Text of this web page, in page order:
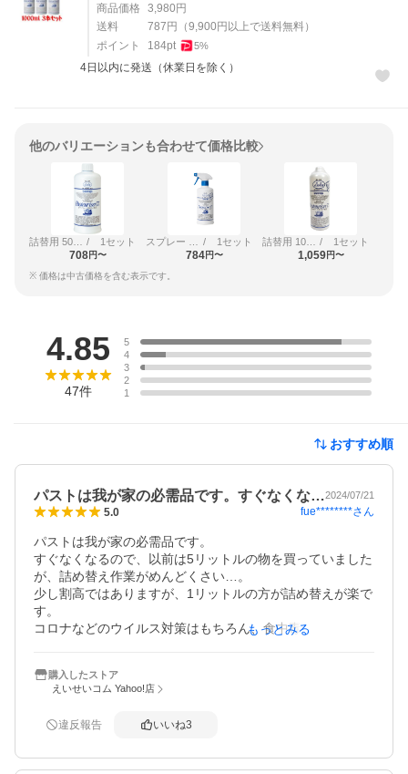
商品価格 3,980 円
送料
787 円 （9,900 円以上で送料無料）
ポイント
184pt 5%
4日以内に発送（休業日を除く）
他のバリエーションも合わせて価格比較
/ 1セット
708円〜
/ 1セット
784円〜
/ 1セット
1,059円〜
※ 価格は中古価格を含む表示です。
4.85
47件
5
4
3
2
1
おすすめ順
パストは我が家の必需品です。すぐなくな…2024/07/21
5.0 fue********さん
パストは我が家の必需品です。
すぐなくなるので、以前は5リットルの物を買っていました
が、詰め替え作業がめんどくさい…。
少し割高ではありますが、1リットルの方が詰め替えが楽で
す。
コロナなどのウイルス対策はもちろん、食中毒が心配なこ
もっとみる
購入したストア
えいせいコム Yahoo!店
違反報告 いいね3